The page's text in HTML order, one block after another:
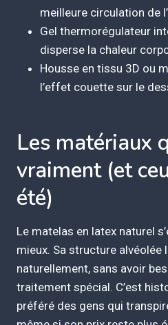
meilleure circulation de
Gel thermorégulateur
disperse la chaleur
Housse en tissu 3D ou
l’effet couette sur le
Les matériaux
vraiment (et
été)
Le matelas en latex naturel
mieux. Sa structure alvéolée
naturellement, sans avoir
traitement spécial. C’est
préféré des gens qui